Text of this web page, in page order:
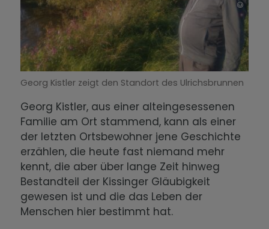
Georg Kistler zeigt den Standort des Ulrichsbrunnen
Georg Kistler, aus einer alteingesessenen
Familie am Ort stammend, kann als einer
der letzten Ortsbewohner jene Geschichte
erzählen, die heute fast niemand mehr
kennt, die aber über lange Zeit hinweg
Bestandteil der Kissinger Gläubigkeit
gewesen ist und die das Leben der
Menschen hier bestimmt hat.